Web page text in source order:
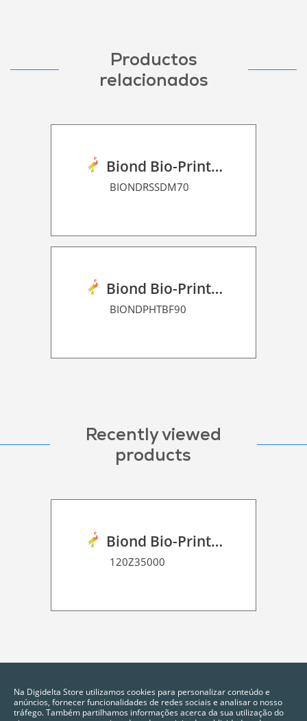
Productos
relacionados
Biond Bio-Print Film RSS Dot Matrix 70
BIONDRSSDM70
Biond Bio-Print Film P HT BF 90
BIONDPHTBF90
Recently viewed
products
Biond Bio-Print Film P BF 90
120Z35000
Na Digidelta Store utilizamos cookies para personalizar conteúdo e
anúncios, fornecer funcionalidades de redes sociais e analisar o nosso
tráfego. Também partilhamos informações acerca da sua utilização do